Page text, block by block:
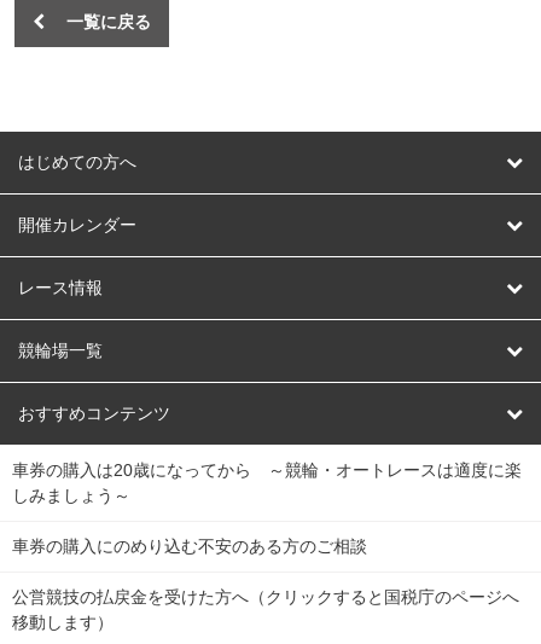
一覧に戻る
はじめての方へ
はじめての方へ
開催カレンダー
競輪
オートレース
競輪くじ
Dokanto!
チャリロトプラザ
レース情報
レース予想
レース結果
キャリーオーバー一覧
競輪場一覧
北日本 函館競輪場
関
東
弥彦競輪場 前橋競輪場 取手競輪場 宇都宮競輪場
関
東
小田原競輪場
おすすめコンテンツ
競輪選手情報
Perfecta Navi
netkeirin
車券の購入は20歳になってから ～競輪・オートレースは適度に楽
しみましょう～
車券の購入にのめり込む不安のある方のご相談
公営競技の払戻金を受けた方へ（クリックすると国税庁のページへ
移動します）